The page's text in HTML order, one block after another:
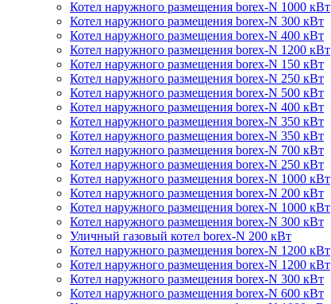
Котел наружного размещения borex-N 1000 кВт
Котел наружного размещения borex-N 300 кВт
Котел наружного размещения borex-N 400 кВт
Котел наружного размещения borex-N 1200 кВт
Котел наружного размещения borex-N 150 кВт
Котел наружного размещения borex-N 250 кВт
Котел наружного размещения borex-N 500 кВт
Котел наружного размещения borex-N 400 кВт
Котел наружного размещения borex-N 350 кВт
Котел наружного размещения borex-N 350 кВт
Котел наружного размещения borex-N 700 кВт
Котел наружного размещения borex-N 250 кВт
Котел наружного размещения borex-N 1000 кВт
Котел наружного размещения borex-N 200 кВт
Котел наружного размещения borex-N 1000 кВт
Котел наружного размещения borex-N 300 кВт
Уличный газовый котел borex-N 200 кВт
Котел наружного размещения borex-N 1200 кВт
Котел наружного размещения borex-N 1200 кВт
Котел наружного размещения borex-N 300 кВт
Котел наружного размещения borex-N 600 кВт